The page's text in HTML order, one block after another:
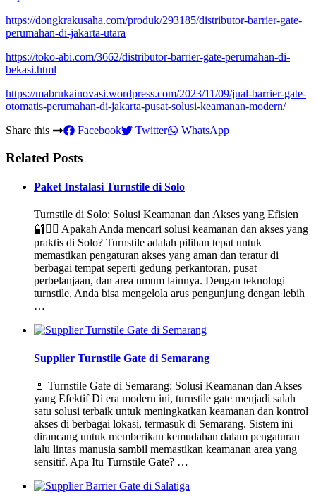
https://dongkrakusaha.com/produk/293185/distributor-barrier-gate-
perumahan-di-jakarta-utara
https://toko-abi.com/3662/distributor-barrier-gate-perumahan-di-
bekasi.html
https://mabrukainovasi.wordpress.com/2023/11/09/jual-barrier-gate-
otomatis-perumahan-di-jakarta-pusat-solusi-keamanan-modern/
Share this
Facebook Twitter WhatsApp
Related Posts
Paket Instalasi Turnstile di Solo
Turnstile di Solo: Solusi Keamanan dan Akses yang Efisien
🔐🚶‍♂️ Apakah Anda mencari solusi keamanan dan akses yang
praktis di Solo? Turnstile adalah pilihan tepat untuk
memastikan pengaturan akses yang aman dan teratur di
berbagai tempat seperti gedung perkantoran, pusat
perbelanjaan, dan area umum lainnya. Dengan teknologi
turnstile, Anda bisa mengelola arus pengunjung dengan lebih
…
Supplier Turnstile Gate di Semarang
🚪 Turnstile Gate di Semarang: Solusi Keamanan dan Akses
yang Efektif Di era modern ini, turnstile gate menjadi salah
satu solusi terbaik untuk meningkatkan keamanan dan kontrol
akses di berbagai lokasi, termasuk di Semarang. Sistem ini
dirancang untuk memberikan kemudahan dalam pengaturan
lalu lintas manusia sambil memastikan keamanan area yang
sensitif. Apa Itu Turnstile Gate? …